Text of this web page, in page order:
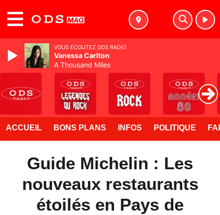
ACCUEIL BONS PLANS INFOS POLITIQUE
Guide Michelin : Les
nouveaux restaurants
étoilés en Pays de
VOUS ÉCOUTEZ ODS RADIO
Vanessa Carlton
A Thousand Miles